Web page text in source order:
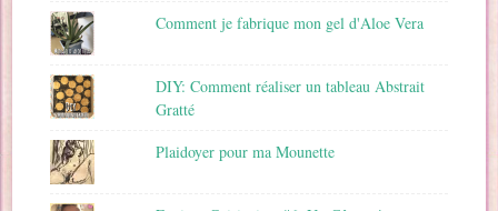
Comment je fabrique mon gel d'Aloe Vera
DIY: Comment réaliser un tableau Abstrait
Gratté
Plaidoyer pour ma Mounette